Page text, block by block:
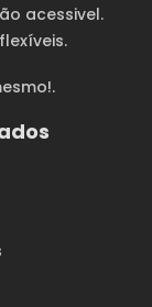
acessivel.